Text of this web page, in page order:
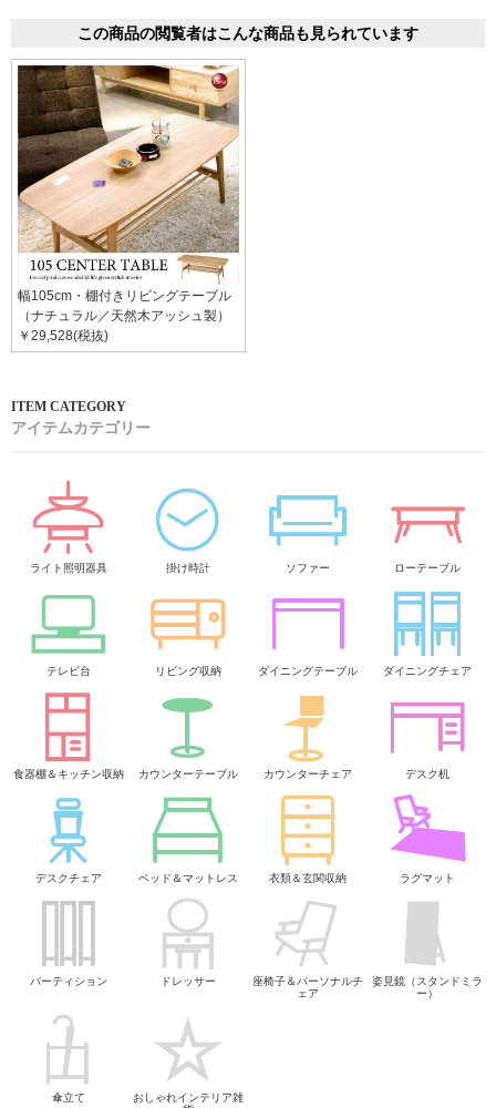
この商品の閲覧者はこんな商品も見られています
幅105cm・棚付きリビングテーブル
（ナチュラル／天然木アッシュ製）
￥29,528(税抜)
アイテムカテゴリー
ライト照明器具 掛け時計 ソファー ローテーブル
テレビ台 リビング収納 ダイニングテーブル ダイニングチェア
食器棚＆キッチン収納 カウンターテーブル カウンターチェア デスク机
デスクチェア ベッド＆マットレス 衣類＆玄関収納 ラグマット
パーティション ドレッサー
座椅子＆パーソナルチ
ェア
姿見鏡（スタンドミラ
ー）
傘立て
おしゃれインテリア雑